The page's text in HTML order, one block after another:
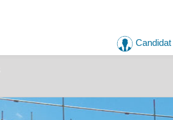
Candidat